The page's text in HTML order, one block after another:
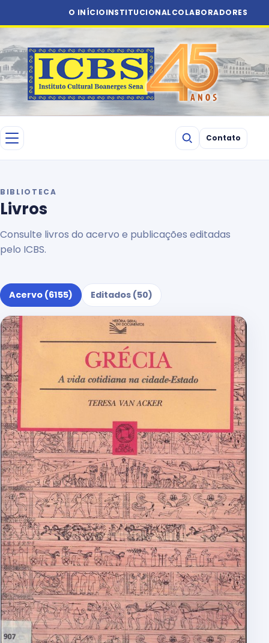
O INÍCIOINSTITUCIONALCOLABORADORES
Contato
BIBLIOTECA
Livros
Consulte livros do acervo e publicações editadas
pelo ICBS.
Acervo (6155) Editados (50)